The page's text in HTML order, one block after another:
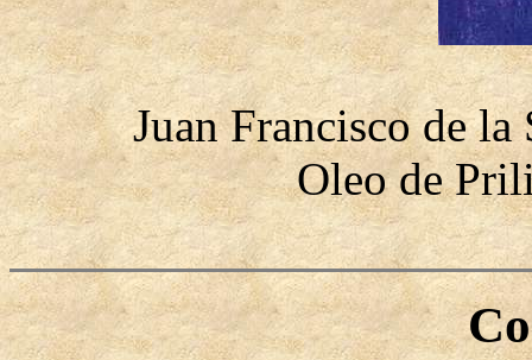
Juan Francisco de
Oleo de